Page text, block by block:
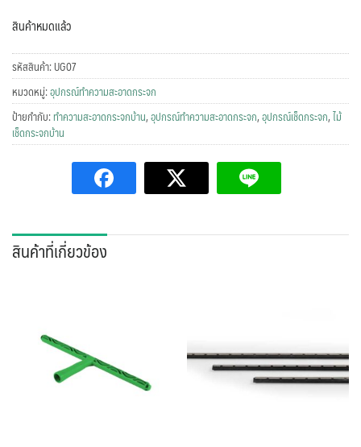
สินค้าหมดแล้ว
รหัสสินค้า:UG07
หมวดหมู่:อุปกรณ์ทำความสะอาดกระจก
ป้ายกำกับ:ทําความสะอาดกระจกบ้าน,อุปกรณ์ทำความสะอาดกระจก,อุปกรณ์เช็ดกระจก,ไม้
เช็ดกระจกบ้าน
สินค้าที่เกี่ยวข้อง